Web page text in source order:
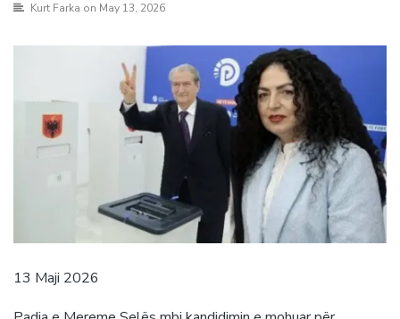
Kurt Farka on May 13, 2026
13 Maji 2026